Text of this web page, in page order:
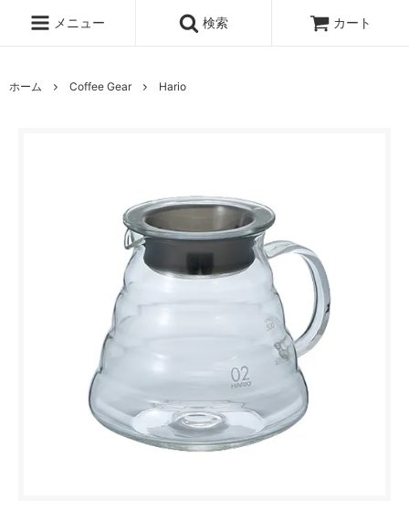
メニュー 検索 カート
ホーム Coffee Gear Hario